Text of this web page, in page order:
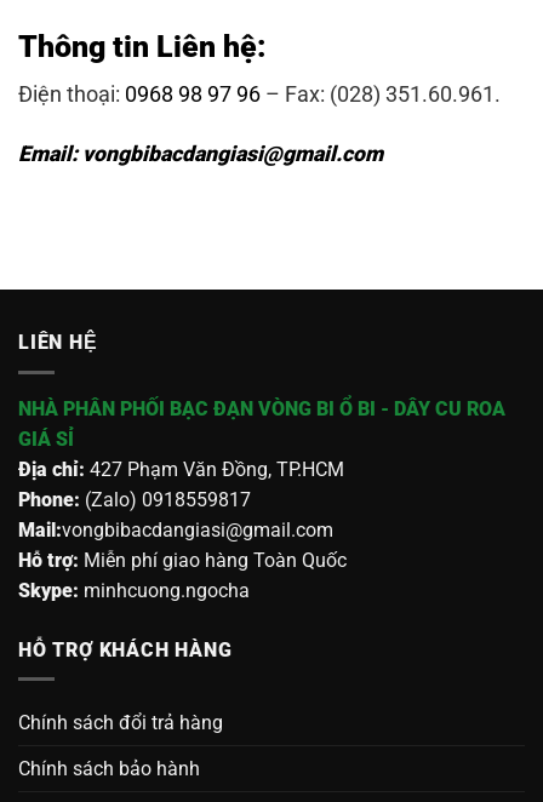
Thông tin Liên hệ:
Điện thoại: 0968 98 97 96 – Fax: (028) 351.60.961.
Email: vongbibacdangiasi@gmail.com
LIÊN HỆ
NHÀ PHÂN PHỐI BẠC ĐẠN VÒNG BI Ổ BI - DÂY CU ROA
GIÁ SỈ
Địa chỉ: 427 Phạm Văn Đồng, TP.HCM
Phone: (Zalo) 0918559817
Mail:vongbibacdangiasi@gmail.com
Hỗ trợ: Miễn phí giao hàng Toàn Quốc
Skype: minhcuong.ngocha
HỖ TRỢ KHÁCH HÀNG
Chính sách đổi trả hàng
Chính sách bảo hành